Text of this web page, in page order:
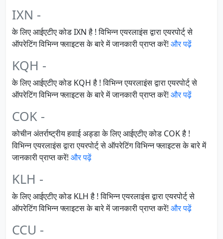
IXN -
के लिए आईएटीए कोड IXN है ! विभिन्न एयरलाइंस द्वारा एयरपोर्ट् से
ऑपरेटिंग विभिन्न फ्लाइटस के बारे में जानकारी प्राप्त करें! और पढ़ें
KQH -
के लिए आईएटीए कोड KQH है ! विभिन्न एयरलाइंस द्वारा एयरपोर्ट् से
ऑपरेटिंग विभिन्न फ्लाइटस के बारे में जानकारी प्राप्त करें! और पढ़ें
COK -
कोचीन अंतर्राष्ट्रीय हवाई अड्डा के लिए आईएटीए कोड COK है !
विभिन्न एयरलाइंस द्वारा एयरपोर्ट् से ऑपरेटिंग विभिन्न फ्लाइटस के बारे में
जानकारी प्राप्त करें! और पढ़ें
KLH -
के लिए आईएटीए कोड KLH है ! विभिन्न एयरलाइंस द्वारा एयरपोर्ट् से
ऑपरेटिंग विभिन्न फ्लाइटस के बारे में जानकारी प्राप्त करें! और पढ़ें
CCU -